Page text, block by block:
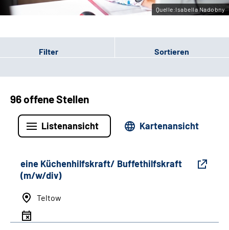
Quelle:Isabella Nadobny
Filter Sortieren
96 offene Stellen
Listenansicht Kartenansicht
eine Küchenhilfskraft/ Buffethilfskraft
(m/w/div)
Teltow